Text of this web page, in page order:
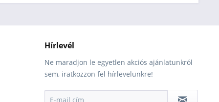
Hírlevél
Ne maradjon le egyetlen akciós ajánlatunkról
sem, iratkozzon fel hírlevelünkre!